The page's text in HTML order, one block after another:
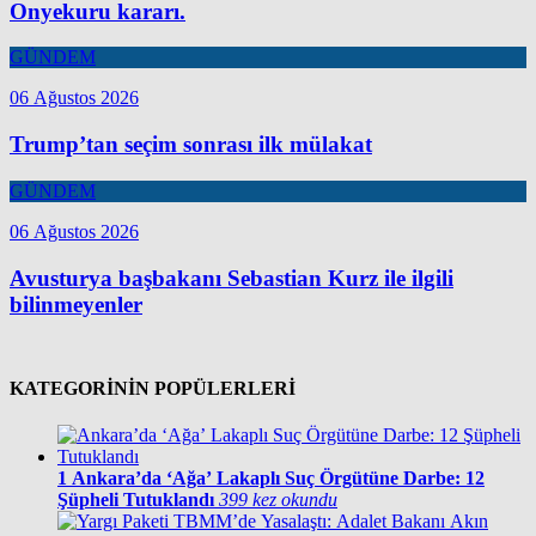
Onyekuru kararı.
GÜNDEM
06 Ağustos 2026
Trump’tan seçim sonrası ilk mülakat
GÜNDEM
06 Ağustos 2026
Avusturya başbakanı Sebastian Kurz ile ilgili
bilinmeyenler
KATEGORİNİN POPÜLERLERİ
1 Ankara’da ‘Ağa’ Lakaplı Suç Örgütüne Darbe: 12
Şüpheli Tutuklandı 399 kez okundu